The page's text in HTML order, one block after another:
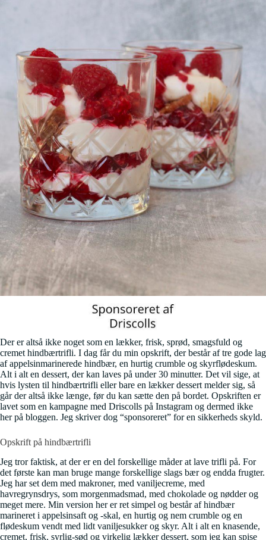
Der er altså ikke noget som en lækker, frisk, sprød, smagsfuld og
cremet hindbærtrifli. I dag får du min opskrift, der består af tre gode lag
af appelsinmarinerede hindbær, en hurtig crumble og skyrflødeskum.
Alt i alt en dessert, der kan laves på under 30 minutter. Det vil sige, at
hvis lysten til hindbærtrifli eller bare en lækker dessert melder sig, så
går der altså ikke længe, før du kan sætte den på bordet. Opskriften er
lavet som en kampagne med Driscolls på Instagram og dermed ikke
her på bloggen. Jeg skriver dog “sponsoreret” for en sikkerheds skyld.
Opskrift på hindbærtrifli
Jeg tror faktisk, at der er en del forskellige måder at lave trifli på. For
det første kan man bruge mange forskellige slags bær og endda frugter.
Jeg har set dem med makroner, med vaniljecreme, med
havregrynsdrys, som morgenmadsmad, med chokolade og nødder og
meget mere. Min version her er ret simpel og består af hindbær
marineret i appelsinsaft og -skal, en hurtig og nem crumble og en
flødeskum vendt med lidt vaniljesukker og skyr. Alt i alt en knasende,
cremet, frisk, syrlig-sød og virkelig lækker dessert, som jeg kan spise